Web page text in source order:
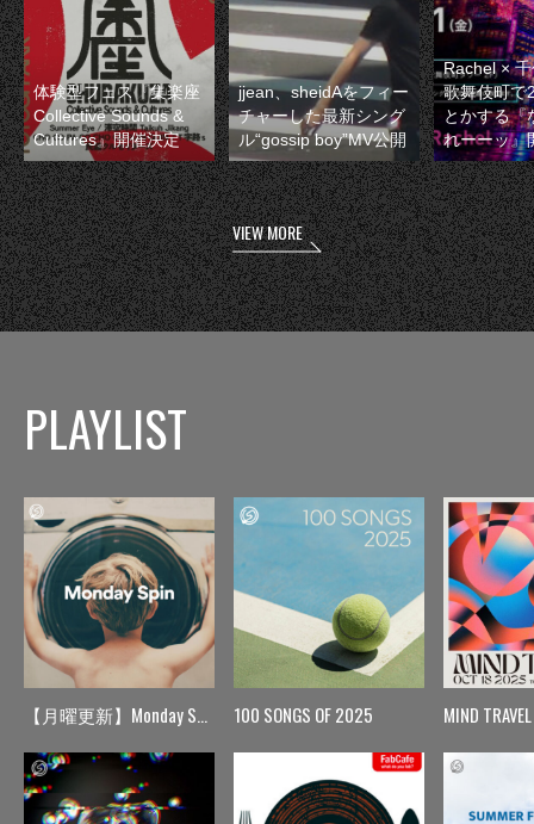
体験型フェス『集楽座
Collective Sounds &
Cultures』開催決定
jjean、sheidAをフィー
チャーした最新シング
ル“gossip boy”MV公開
Rachel ×
歌舞伎町で
とかする『
れーーッ』
VIEW MORE
PLAYLIST
【月曜更新】Monday Spin 100 SONGS OF 2025 MIND TRAVEL